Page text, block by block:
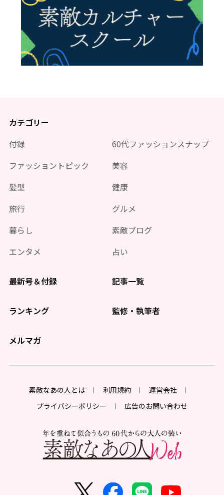
カテゴリー
付録
60代ファッションスナップ
ファッショントピック
美容
髪型
健康
旅行
グルメ
暮らし
素敵ブログ
エンタメ
占い
最新号＆付録 記事一覧
ランキング 監修・執筆者
メルマガ
素敵なあの人とは 利用規約
運営会社
プライバシーポリシー
広告のお問い合わせ